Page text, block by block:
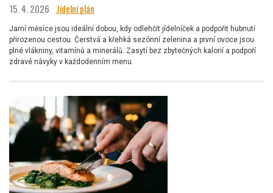
15. 4. 2026 Jídelní plán
Jarní měsíce jsou ideální dobou, kdy odlehčit jídelníček a podpořit hubnutí
přirozenou cestou. Čerstvá a křehká sezónní zelenina a první ovoce jsou
plné vlákniny, vitamínů a minerálů. Zasytí bez zbytečných kalorií a podpoří
zdravé návyky v každodenním menu.